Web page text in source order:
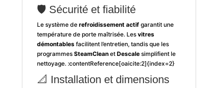
🛡️ Sécurité et fiabilité
Le système de refroidissement actifgarantit une
température de porte maîtrisée. Les vitres
démontablesfacilitent l’entretien, tandis que les
programmes SteamCleanet Descalesimplifient le
nettoyage. :contentReference[oaicite:2]{index=2}
📐 Installation et dimensions